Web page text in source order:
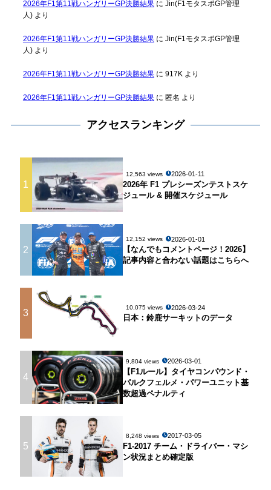
2026年F1第11戦ハンガリーGP決勝結果に Jin(F1モタスポGP管理
人)より
2026年F1第11戦ハンガリーGP決勝結果に Jin(F1モタスポGP管理
人)より
2026年F1第11戦ハンガリーGP決勝結果に 917Kより
2026年F1第11戦ハンガリーGP決勝結果に 匿名 より
アクセスランキング
1
12,563 views 2026-01-11
2026年 F1 プレシーズンテストスケ
ジュール & 開催スケジュール
2
12,152 views 2026-01-01
【なんでもコメントページ！2026】
記事内容と合わない話題はこちらへ
3 10,075 views 2026-03-24
日本：鈴鹿サーキットのデータ
4
9,804 views 2026-03-01
【F1ルール】タイヤコンパウンド・
パルクフェルメ・パワーユニット基
数超過ペナルティ
5
8,248 views 2017-03-05
F1-2017 チーム・ドライバー・マシ
ン状況まとめ確定版